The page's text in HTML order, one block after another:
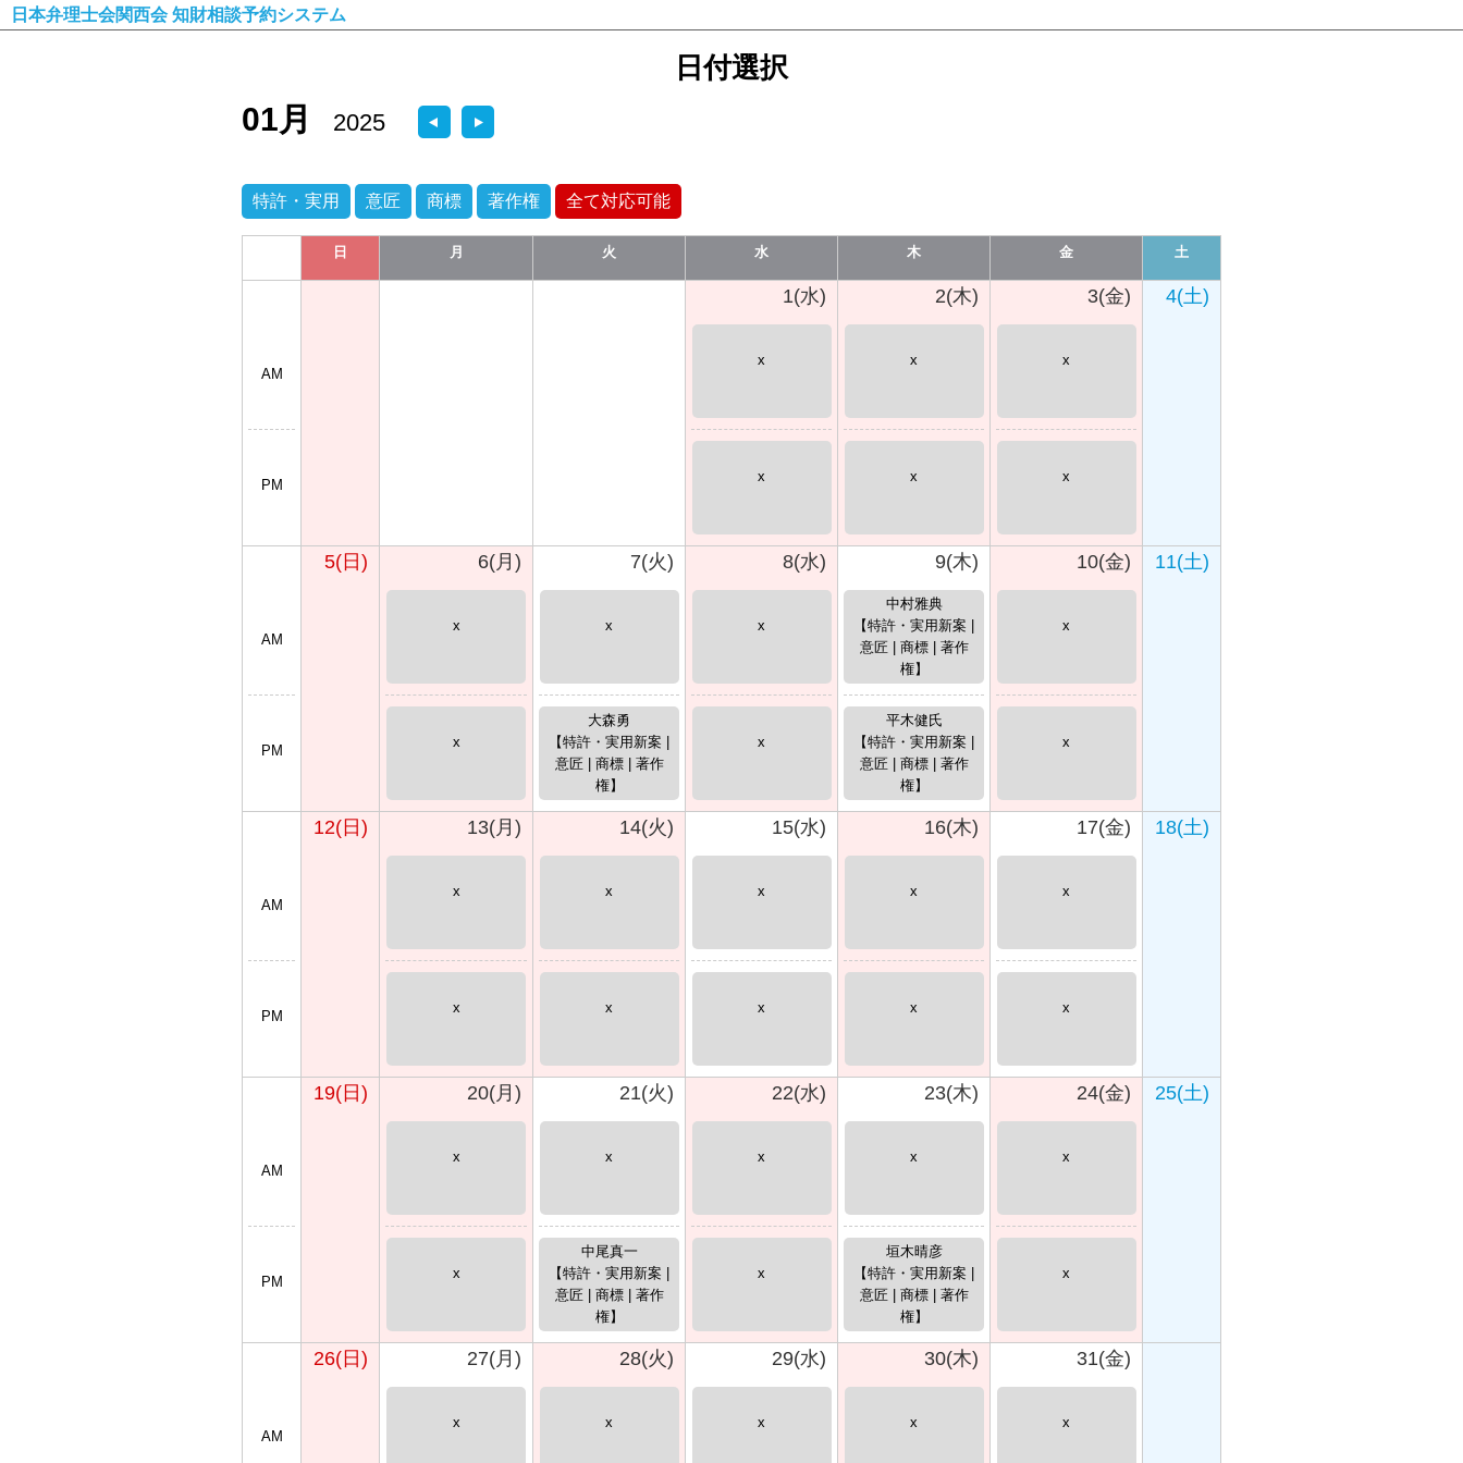
日本弁理士会関西会 知財相談予約システム
日付選択
01月 2025
特許・実用 意匠 商標 著作権 全て対応可能
日 月 火 水 木 金 土
AM
PM
1(水)
x
x
2(木)
x
x
3(金)
x
x
4(土)
AM
PM
5(日) 6(月)
x
x
7(火)
x
大森勇
【特許・実用新案 |
意匠 | 商標 | 著作
権】
8(水)
x
x
9(木)
中村雅典
【特許・実用新案 |
意匠 | 商標 | 著作
権】
平木健氏
【特許・実用新案 |
意匠 | 商標 | 著作
権】
10(金)
x
x
11(土)
AM
PM
12(日) 13(月)
x
x
14(火)
x
x
15(水)
x
x
16(木)
x
x
17(金)
x
x
18(土)
AM
PM
19(日) 20(月)
x
x
21(火)
x
中尾真一
【特許・実用新案 |
意匠 | 商標 | 著作
権】
22(水)
x
x
23(木)
x
垣木晴彦
【特許・実用新案 |
意匠 | 商標 | 著作
権】
24(金)
x
x
25(土)
AM
26(日) 27(月)
x
28(火)
x
29(水)
x
30(木)
x
31(金)
x